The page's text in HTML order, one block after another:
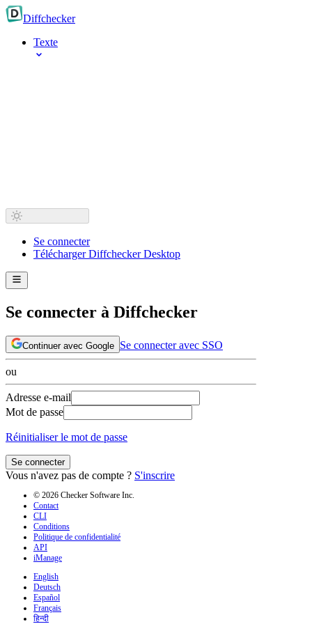
Diffchecker
Texte
Se connecter
Télécharger Diffchecker Desktop
Se connecter à Diffchecker
Continuer avec Google Se connecter avec SSO
ou
Adresse e-mail
Mot de passe
Réinitialiser le mot de passe
Se connecter
Vous n'avez pas de compte ? S'inscrire
© 2026 Checker Software Inc.
Contact
CLI
Conditions
Politique de confidentialité
API
iManage
English
Deutsch
Español
Français
हिन्दी